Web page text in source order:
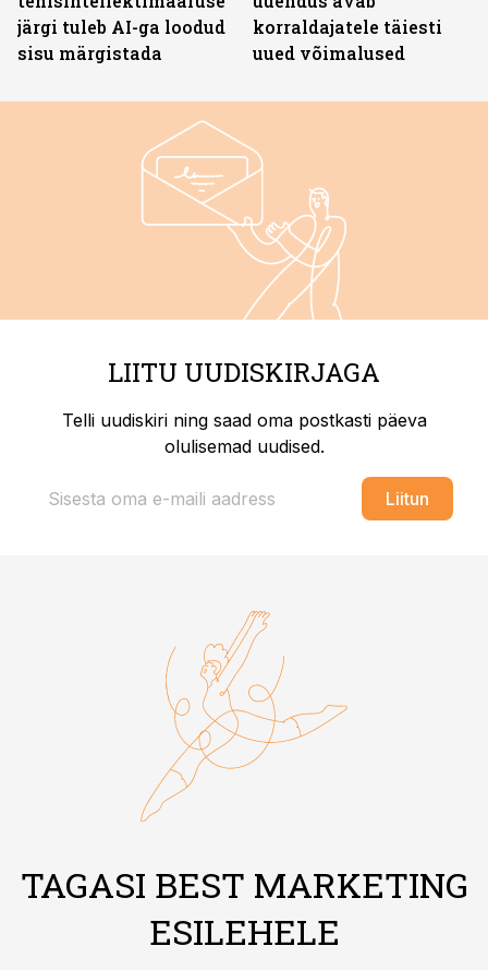
järgi tuleb AI-ga loodud
sisu märgistada
korraldajatele täiesti
uued võimalused
LIITU UUDISKIRJAGA
Telli uudiskiri ning saad oma postkasti päeva
olulisemad uudised.
Liitun
TAGASI BEST MARKETING
ESILEHELE